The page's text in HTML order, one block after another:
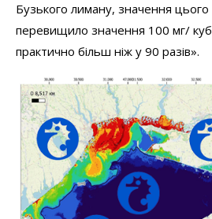
Бузького лиману, значення цього
перевищило значення 100 мг/
практично більш ніж у 90 разів».